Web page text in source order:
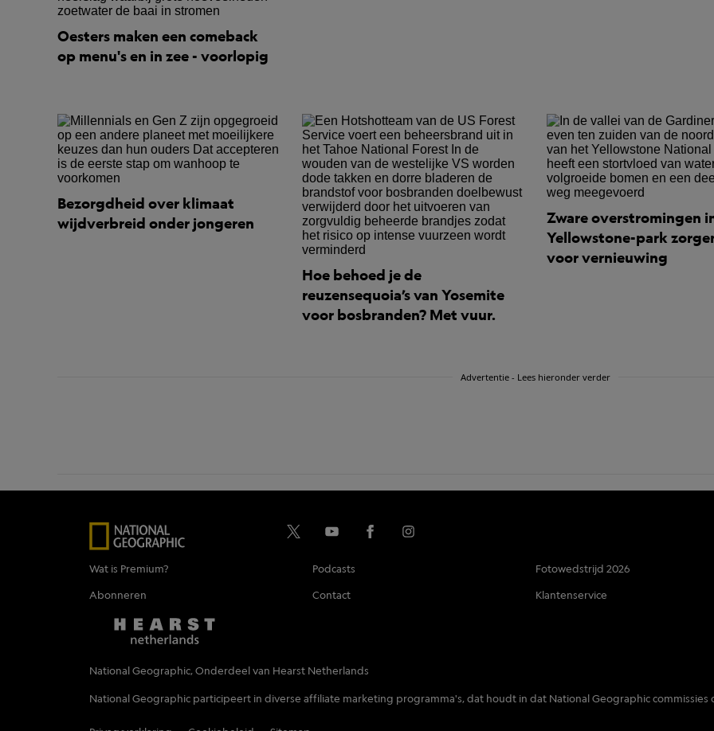
Oesters maken een comeback
op menu's en in zee - voorlopig
Bezorgdheid over klimaat
wijdverbreid onder jongeren
Hoe behoed je de
reuzensequoia’s van Yosemite
voor bosbranden? Met vuur.
Zware overstromingen
Yellowstone-park
voor vernieuwing
Advertentie - Lees hieronder verder
Wat is Premium? Podcasts Fotowedstrijd 2026
Abonneren
Contact Klantenservice
National Geographic, Onderdeel van Hearst Netherlands
National Geographic participeert in diverse affiliate marketing programma's, dat houdt in dat National Geographic